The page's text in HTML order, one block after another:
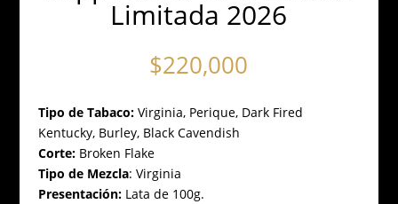
Limitada 2026
$220,000
Tipo de Tabaco: Virginia, Perique, Dark Fired
Kentucky, Burley, Black Cavendish
Corte: Broken Flake
Tipo de Mezcla: Virginia
Presentación:Lata de 100g.